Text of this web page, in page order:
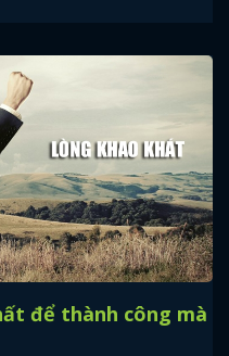
để thành công mà